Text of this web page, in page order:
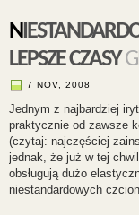
NIESTANDARDOWE CZCIONKI NA STRONACH WWW – IDĄ
LEPSZE CZASY
7 NOV, 2008
Jednym z najbardziej
praktycznie od zawsze
(czytaj: najczęściej
jednak, że już w tej
obsługują dużo
niestandardowych